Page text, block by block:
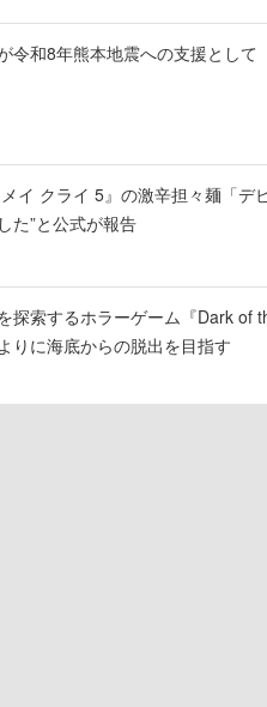
令和8年熊本地震への支援とし
メイ クライ 5』の激辛担々麺「
た”と公式が報告
探索するホラーゲーム『Dark of
りに海底からの脱出を目指す